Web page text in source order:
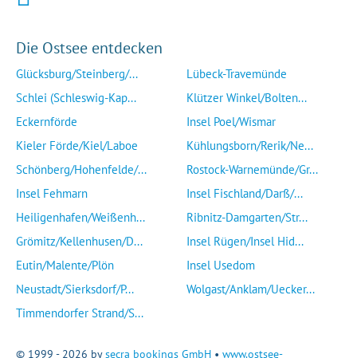
Die Ostsee entdecken
Glücksburg/Steinberg/...
Schlei (Schleswig-Kap...
Eckernförde
Kieler Förde/Kiel/Laboe
Schönberg/Hohenfelde/...
Insel Fehmarn
Heiligenhafen/Weißenh...
Grömitz/Kellenhusen/D...
Eutin/Malente/Plön
Neustadt/Sierksdorf/P...
Timmendorfer Strand/S...
Lübeck-Travemünde
Klützer Winkel/Bolten...
Insel Poel/Wismar
Kühlungsborn/Rerik/Ne...
Rostock-Warnemünde/Gr...
Insel Fischland/Darß/...
Ribnitz-Damgarten/Str...
Insel Rügen/Insel Hid...
Insel Usedom
Wolgast/Anklam/Uecker...
© 1999 - 2026 bysecra bookings GmbH • www.ostsee-